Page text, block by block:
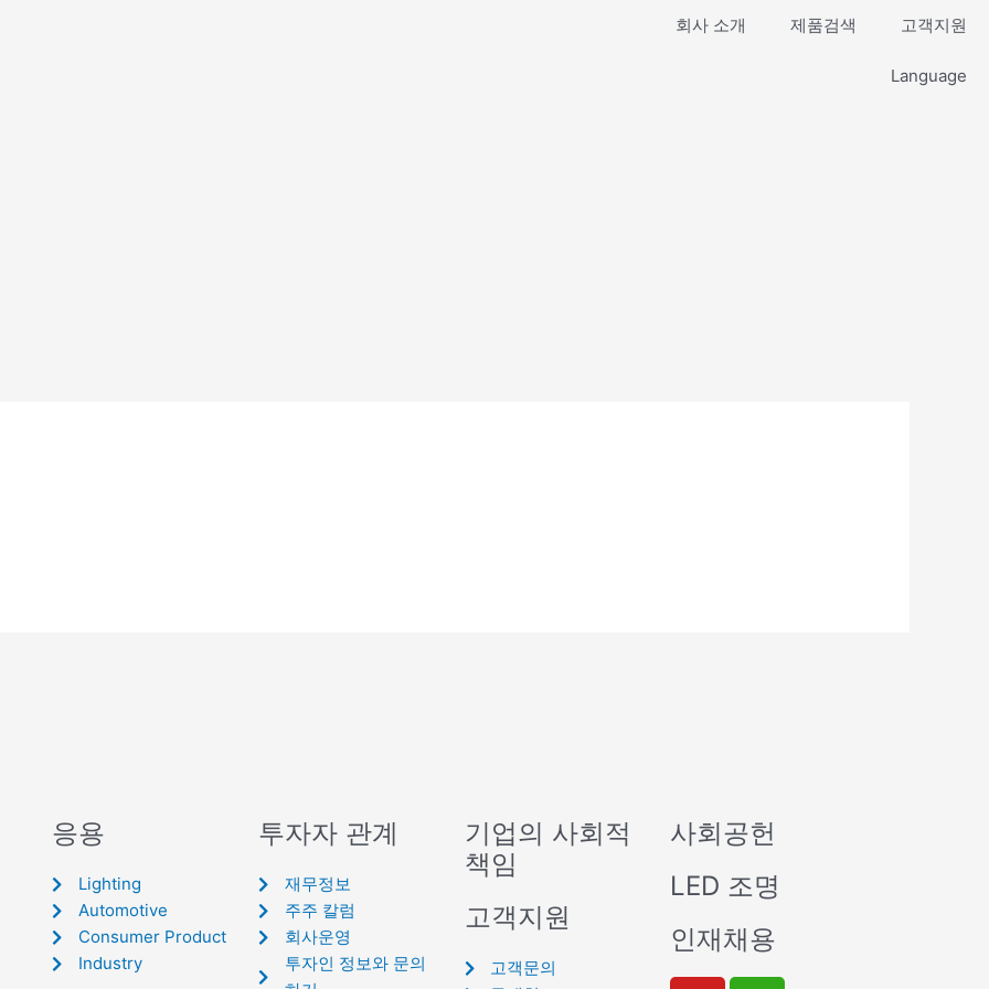
회사 소개 제품검색 고객지원
Language
응용
Lighting
Automotive
Consumer Product
Industry
투자자 관계
재무정보
주주 칼럼
회사운영
투자인 정보와 문의
기업의 사회적
책임
고객지원
고객문의
사회공헌
LED 조명
인재채용